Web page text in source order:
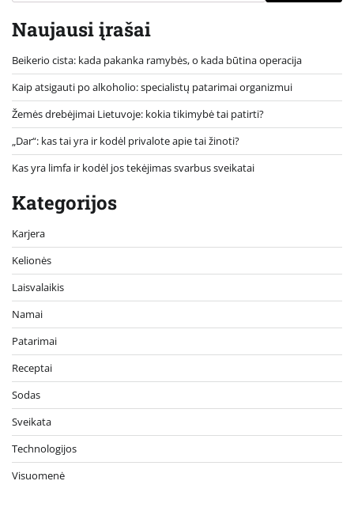
Naujausi įrašai
Beikerio cista: kada pakanka ramybės, o kada būtina operacija
Kaip atsigauti po alkoholio: specialistų patarimai organizmui
Žemės drebėjimai Lietuvoje: kokia tikimybė tai patirti?
„Dar“: kas tai yra ir kodėl privalote apie tai žinoti?
Kas yra limfa ir kodėl jos tekėjimas svarbus sveikatai
Kategorijos
Karjera
Kelionės
Laisvalaikis
Namai
Patarimai
Receptai
Sodas
Sveikata
Technologijos
Visuomenė